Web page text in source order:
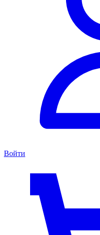
Войти